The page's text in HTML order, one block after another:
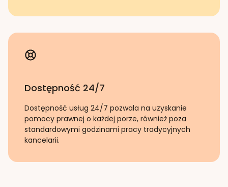
Dostępność 24/7
Dostępność usług 24/7 pozwala na uzyskanie
pomocy prawnej o każdej porze, również poza
standardowymi godzinami pracy tradycyjnych
kancelarii.